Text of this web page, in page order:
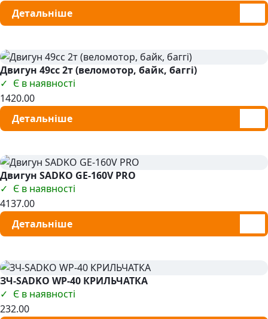
Детальніше
Двигун 49сс 2т (веломотор, байк, баггі)
Є в наявності
1420.00
Детальніше
Двигун SADKO GE-160V PRO
Є в наявності
4137.00
Детальніше
ЗЧ-SADKO WP-40 КРИЛЬЧАТКА
Є в наявності
232.00